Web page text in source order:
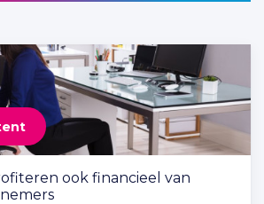
ook financieel van